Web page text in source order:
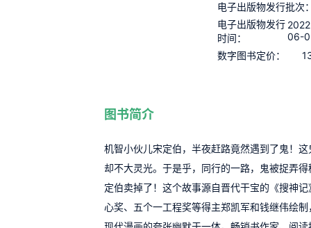
电子出版物发行批次
电子出版物发行
时间：
06-
数字图书定价：
图书简介
机智小伙儿宋定伯，半夜赶路竟然遇到了鬼！
却不大灵光。于是乎，同行的一路，鬼被捉弄
定伯卖掉了！这个故事源自晋代干宝的《搜神
心奖、五个一工程奖等得主郑凯军和钱继伟绘